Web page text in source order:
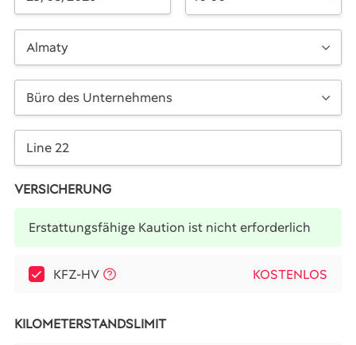
Almaty
Büro des Unternehmens
VERSICHERUNG
Erstattungsfähige Kaution ist nicht erforderlich
KFZ-HV KOSTENLOS
KILOMETERSTANDSLIMIT